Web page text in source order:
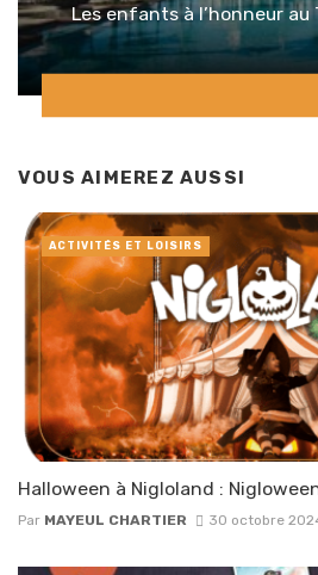
Les enfants à l’honneur
VOUS AIMEREZ AUSSI
Halloween à Nigloland :
Par MAYEUL CHARTIER 30 octobre
ACTIVITÉS ET LOISIRS